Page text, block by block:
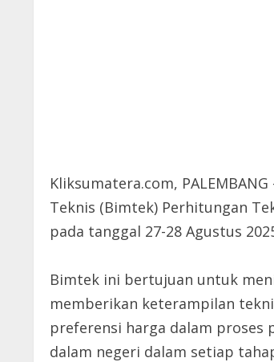
Kliksumatera.com,
Teknis (Bimtek) Perhitungan
pada tanggal 27-28 Agustus
Bimtek ini bertujuan untuk
memberikan keterampilan
preferensi harga dalam proses
dalam negeri dalam setiap